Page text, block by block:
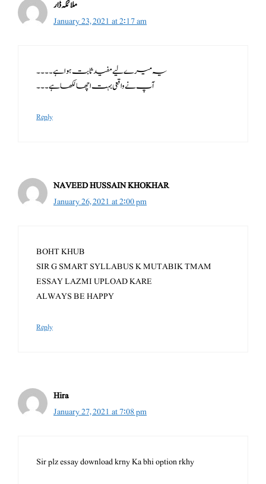
ملائکہ ڈار
January 23, 2021 at 2:17 am
یہ میرے لیے مفید ثابت ہوا ہے ۔۔۔۔
آپ نے واقعی بہت اچھا لکھا ہے ۔۔۔
Reply
NAVEED HUSSAIN KHOKHAR
January 26, 2021 at 2:00 pm
BOHT KHUB
SIR G SMART SYLLABUS K MUTABIK TMAM
ESSAY LAZMI UPLOAD KARE
ALWAYS BE HAPPY
Reply
Hira
January 27, 2021 at 7:08 pm
Sir plz essay download krny Ka bhi option rkhy